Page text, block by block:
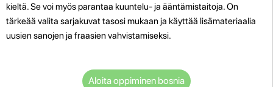
kieltä. Se voi myös parantaa kuuntelu- ja ääntämistaitoja. On
tärkeää valita sarjakuvat tasosi mukaan ja käyttää lisämateriaalia
uusien sanojen ja fraasien vahvistamiseksi.
Aloita oppiminen bosnia